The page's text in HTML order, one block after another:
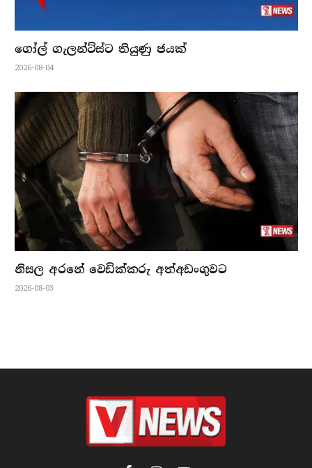
ගෝල් ගැලන්ට්ස්ට තියුණු ජයක්
2026-08-04
නිසල අරනේ වෙඩික්කරු අත්අඩංගුවට
2026-08-03